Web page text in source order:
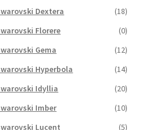
Dextera
(18)
Florere
(0)
Gema
(12)
Hyperbola
(14)
Idyllia
(20)
Imber
(10)
Lucent
(5)